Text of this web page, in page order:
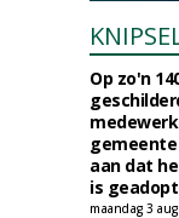
Op zo'n
gemeente
aan dat
is
maandag 3